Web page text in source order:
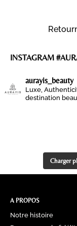
INSTAGRAM
aurayis_beauty
Luxe,
destination
Charger
A PROPOS
Notre histoire